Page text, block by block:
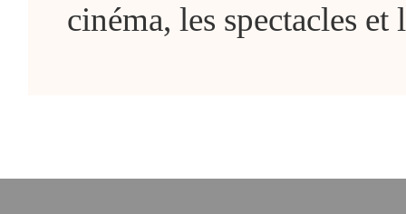
cinéma, les spectacles et